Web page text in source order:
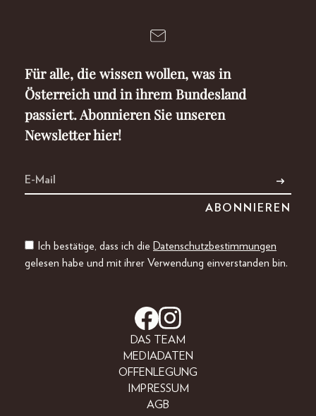
Für alle, die wissen wollen, was in
Österreich und in ihrem Bundesland
passiert. Abonnieren Sie unseren
Newsletter hier!
Ich bestätige, dass ich die Datenschutzbestimmungen
gelesen habe und mit ihrer Verwendung einverstanden bin.
DAS TEAM
MEDIADATEN
OFFENLEGUNG
IMPRESSUM
AGB